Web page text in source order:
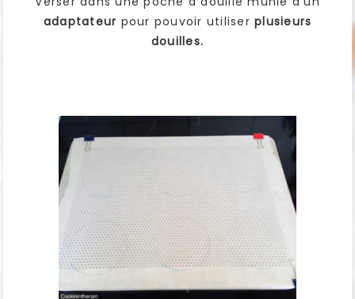
adaptateur pour pouvoir utiliser plusieurs
douilles.